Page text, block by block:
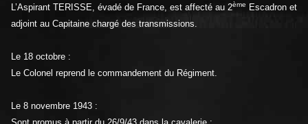
L’Aspirant TERISSE, évadé de France, est affecté au 2ème
Escadron et
adjoint au Capitaine chargé des transmissions.
Le 18 octobre :
Le Colonel reprend le commandement du Régiment.
Le 8 novembre 1943 :